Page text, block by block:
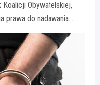
Koalicji Obywatelskiej,
prawa do nadawania.…